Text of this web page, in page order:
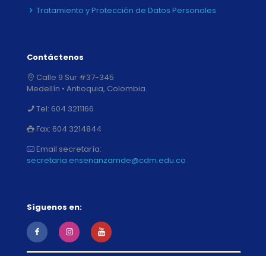
Tratamiento y Protección de Datos Personales
Contáctenos
Calle 9 Sur #37-345
Medellín • Antioquia, Colombia.
Tel: 604 3211166
Fax: 604 3214844
Email secretaría:
secretaria.ensenanzamde@cdm.edu.co
Síguenos en: